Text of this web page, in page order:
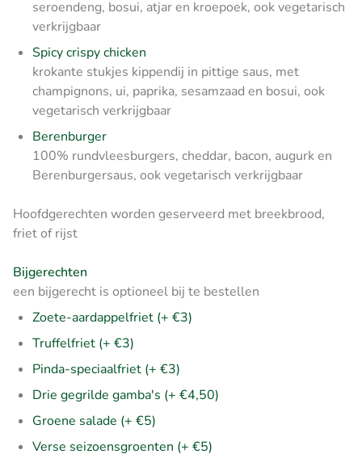
seroendeng, bosui, atjar en kroepoek, ook vegetarisch
verkrijgbaar
Spicy crispy chicken
krokante stukjes kippendij in pittige saus, met
champignons, ui, paprika, sesamzaad en bosui, ook
vegetarisch verkrijgbaar
Berenburger
100% rundvleesburgers, cheddar, bacon, augurk en
Berenburgersaus, ook vegetarisch verkrijgbaar
Hoofdgerechten worden geserveerd met breekbrood,
friet of rijst
Bijgerechten
een bijgerecht is optioneel bij te bestellen
Zoete-aardappelfriet (+ €3)
Truffelfriet (+ €3)
Pinda-speciaalfriet (+ €3)
Drie gegrilde gamba's (+ €4,50)
Groene salade (+ €5)
Verse seizoensgroenten (+ €5)